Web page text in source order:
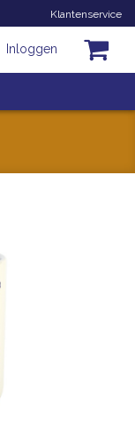
Klantenservice
Inloggen